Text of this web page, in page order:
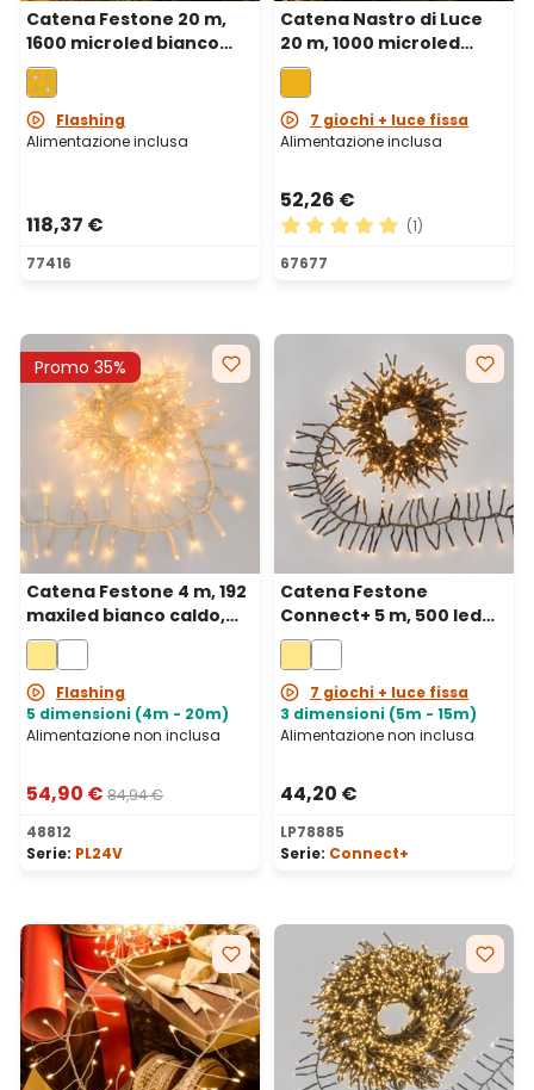
Catena Festone 20 m,
1600 microled bianco
extra caldo e bianco
caldo, cavo metal rame
Flashing
Alimentazione inclusa
118,37 €
77416
Catena Nastro di Luce
20 m, 1000 microled
bianco extra caldo, cavo
metal rame
7 giochi + luce fissa
Alimentazione inclusa
52,26 €
Valutazione media di 5 su
(1)
67677
Promo 35%
Catena Festone 4 m, 192
maxiled bianco caldo,
cavo trasparente,
prolungabile
Flashing
5 dimensioni (4m - 20m)
Alimentazione non inclusa
54,90 € 84,94 €
48812
Serie: PL24V
Catena Festone
Connect+ 5 m, 500 led
bianco caldo, cavo
verde, prolungabile
7 giochi + luce fissa
3 dimensioni (5m - 15m)
Alimentazione non inclusa
44,20 €
LP78885
Serie: Connect+